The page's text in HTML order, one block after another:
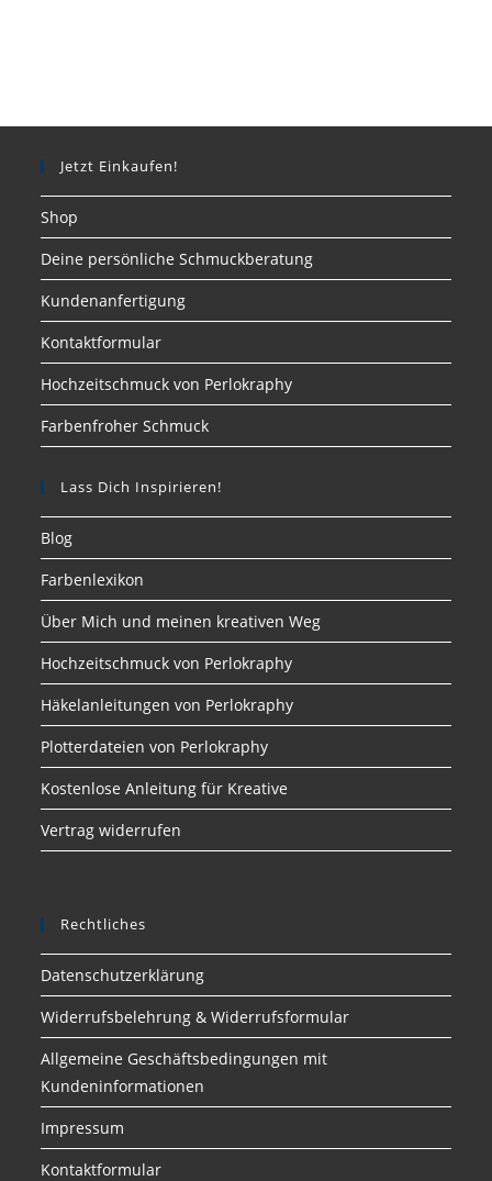
Jetzt Einkaufen!
Shop
Deine persönliche Schmuckberatung
Kundenanfertigung
Kontaktformular
Hochzeitschmuck von Perlokraphy
Farbenfroher Schmuck
Lass Dich Inspirieren!
Blog
Farbenlexikon
Über Mich und meinen kreativen Weg
Hochzeitschmuck von Perlokraphy
Häkelanleitungen von Perlokraphy
Plotterdateien von Perlokraphy
Kostenlose Anleitung für Kreative
Vertrag widerrufen
Rechtliches
Datenschutzerklärung
Widerrufsbelehrung & Widerrufsformular
Allgemeine Geschäftsbedingungen mit
Kundeninformationen
Impressum
Kontaktformular